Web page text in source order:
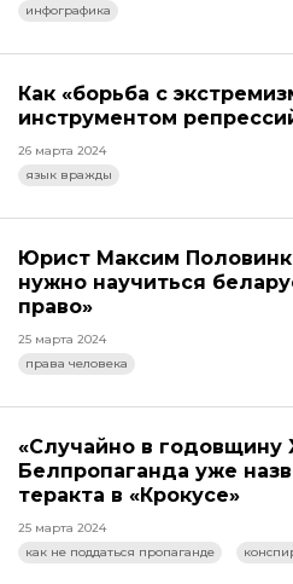
инфографика
Как «борьба с
инструментом
26 марта 2024
язык вражды
Юрист Максим
нужно научиться
право»
25 марта 2024
права человека
«Случайно в годовщину
Белпропаганда уже
теракта в «Крокусе»
25 марта 2024
как не поддаться пропаганде